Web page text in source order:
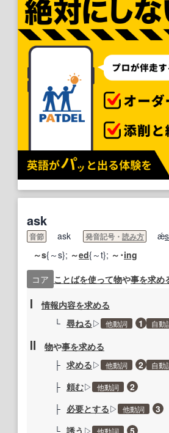
ask
音節 ask 発音記号・ 読み方 ǽ
～s{～s}; ～ed{～t}; ～･ing
コア ことばを使って物や事を求め
Ⅰ 情報内容を求める
└ 尋ねる▷ 他動詞 1 自動
Ⅱ 物や事を求める
├ 求める▷ 他動詞 2 自動
├ 頼む▷ 他動詞
2
├ 必要とする▷ 他動詞
3